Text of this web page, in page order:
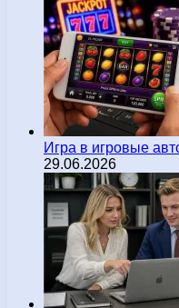
Игра в игровые
29.06.2026